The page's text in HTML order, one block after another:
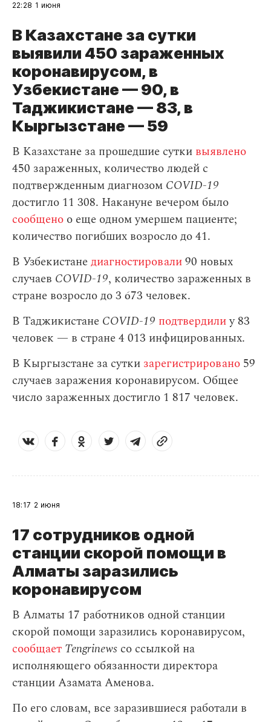
22:28 1 июня
В Казахстане за сутки
выявили 450 зараженных
коронавирусом, в
Узбекистане — 90, в
Таджикистане — 83, в
Кыргызстане — 59
В Казахстане за прошедшие сутки выявлено
450 зараженных, количество людей с
подтвержденным диагнозом COVID-19
достигло 11 308. Накануне вечером было
сообщено о еще одном умершем пациенте;
количество погибших возросло до 41.
В Узбекистанедиагностировали90 новых
случаев СOVID-19, количество зараженных в
стране возросло до 3 673 человек.
В Таджикистане COVID-19 подтвердилиу 83
человек — в стране 4 013 инфицированных.
В Кыргызстане за сутки зарегистрировано 59
случаев заражения коронавирусом. Общее
число зараженных достигло 1 817 человек.
18:17 2 июня
17 сотрудников одной
станции скорой помощи в
Алматы заразились
коронавирусом
В Алматы 17 работников одной станции
скорой помощи заразились коронавирусом,
сообщает Tengrinews со ссылкой на
исполняющего обязанности директора
станции Азамата Аменова.
По его словам, все заразившиеся работали в